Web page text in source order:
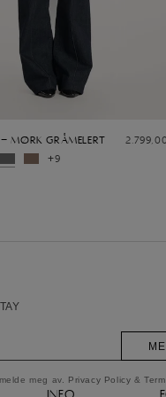
- Mørk gråmelert
+9
meg av. Privacy Policy &